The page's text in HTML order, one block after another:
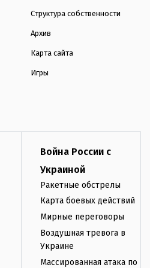
Структура собственности
Архив
Карта сайта
Игры
Война России с
Украиной
Ракетные обстрелы
Карта боевых действий
Мирные переговоры
Воздушная тревога в
Украине
Массированная атака по